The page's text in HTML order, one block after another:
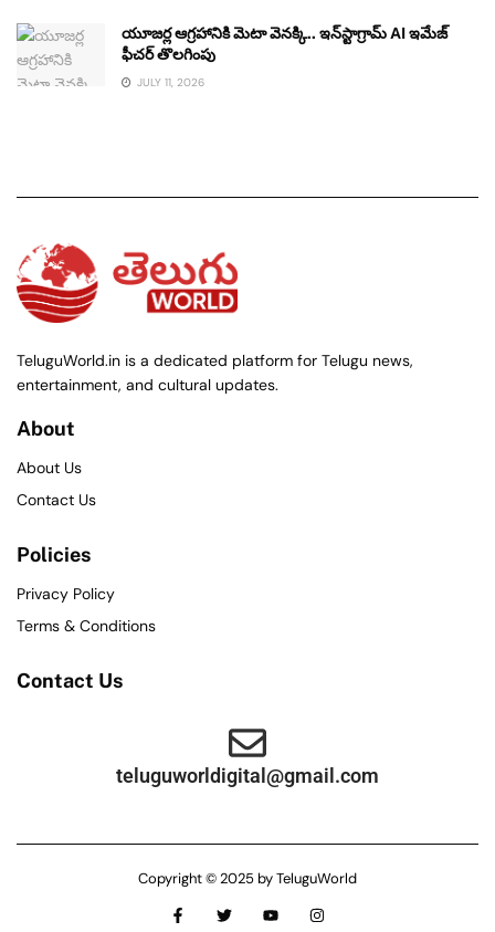
యూజర్ల ఆగ్రహానికి మెటా వెనక్కి.. ఇన్‌స్టాగ్రామ్ AI ఇమేజ్
ఫీచర్ తొలగింపు
JULY 11, 2026
TeluguWorld.in is a dedicated platform for Telugu news,
entertainment, and cultural updates.
About
About Us
Contact Us
Policies
Privacy Policy
Terms & Conditions
Contact Us
teluguworldigital@gmail.com
Copyright © 2025 by TeluguWorld